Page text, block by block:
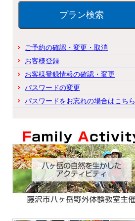
ご予約の確認・変更・取消
お客様登録
お客様登録情報の確認・変更
パスワードの変更
パスワードをお忘れの場合はこちら